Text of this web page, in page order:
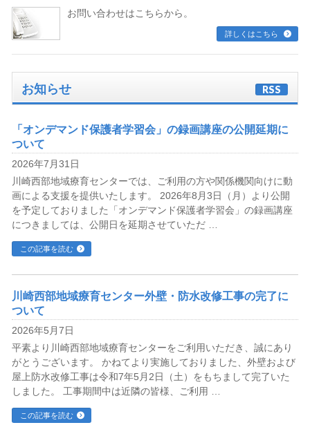
お問い合わせはこちらから。
詳しくはこちら
お知らせ RSS
「オンデマンド保護者学習会」の録画講座の公開延期に
ついて
2026年7月31日
川崎西部地域療育センターでは、ご利用の方や関係機関向けに動
画による支援を提供いたします。 2026年8月3日（月）より公開
を予定しておりました「オンデマンド保護者学習会」の録画講座
につきましては、公開日を延期させていただ …
この記事を読む
川崎西部地域療育センター外壁・防水改修工事の完了に
ついて
2026年5月7日
平素より川崎西部地域療育センターをご利用いただき、誠にあり
がとうございます。 かねてより実施しておりました、外壁および
屋上防水改修工事は令和7年5月2日（土）をもちまして完了いた
しました。 工事期間中は近隣の皆様、ご利用 …
この記事を読む